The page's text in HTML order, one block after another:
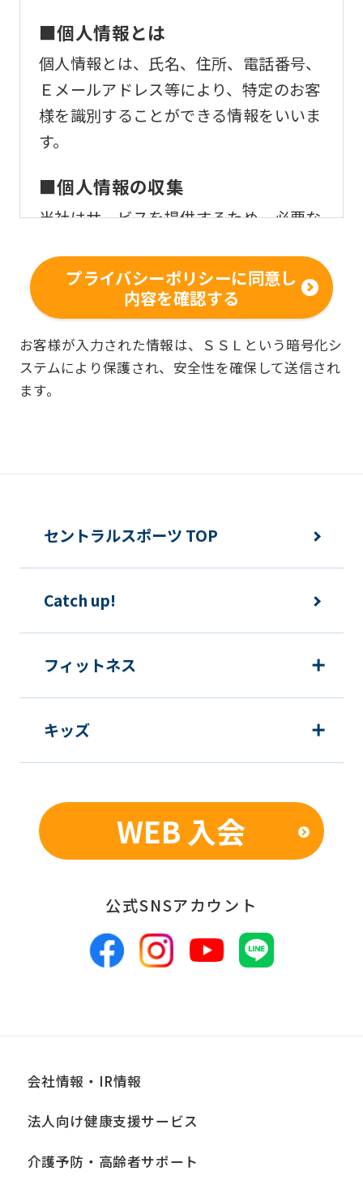
■個人情報とは
個人情報とは、氏名、住所、電話番号、
Ｅメールアドレス等により、特定のお客
様を識別することができる情報をいいま
す。
■個人情報の収集
当社はサービスを提供するため、必要な
客様の個人情報を収集いたします。
■個人情報の利用
お客様からお預かりした個人情報は、以
下の目的で使用させて頂きます。また、
違法または不当な行為を助長し、または
ご利用上の諸連絡や利用状況の確認の
む）等、新商品・サービスの立案・開
発・実施のため
新商品・サービスやイベント情報を含
個人を特定できないよう加工したうえ
での統計的なデータの作成、活用、公
■個人情報の管理
当社は、お客様からお預かりした個人情
ざん、紛失等がないよう適正な管理に努
めます。当社において安全管理のために
講じている措置の内容については、本プ
■個人情報の開示
当社は、お客様からお預かりした個人情
本人の同意なく第三者に提供、開示いた
プライバシーポリシーに同意し
内容を確認する
お客様が入力された情報は、ＳＳＬという暗号化シ
ステムにより保護され、安全性を確保して送信され
ます。
セントラルスポーツ TOP
Catch up!
フィットネス
キッズ
WEB 入会
公式SNSアカウント
会社情報・IR情報
法人向け健康支援サービス
介護予防・高齢者サポート